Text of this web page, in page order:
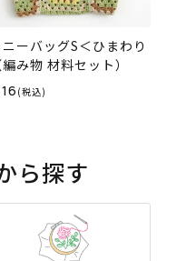
ーバッグS＜ひまわり
み物 材料セット）
(税込)
ら探す